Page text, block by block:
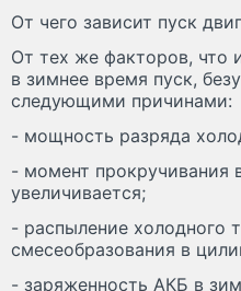
От чего зависит пуск
От тех же факторов, что
в зимнее время пуск,
следующими причинами:
- мощность разряда
- момент прокручивания
увеличивается;
- распыление холодного
смесеобразования в
- заряженность АКБ в